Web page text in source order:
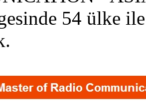
54 ülke